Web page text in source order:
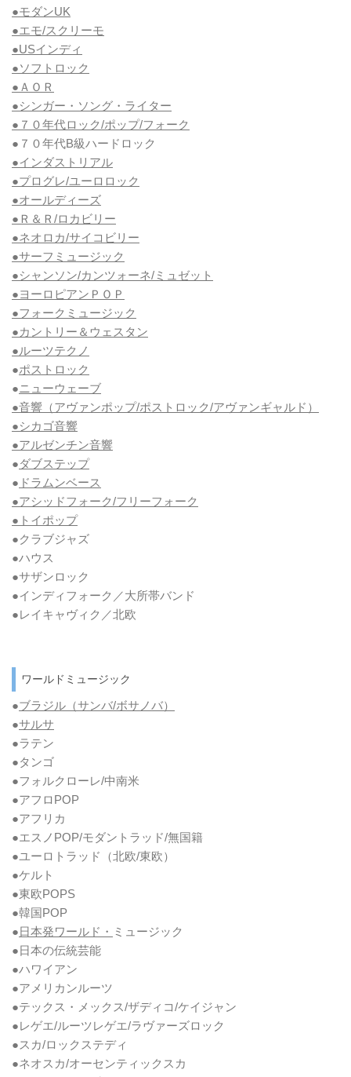
●モダンUK
●エモ/スクリーモ
●USインディ
●ソフトロック
●ＡＯＲ
●シンガー・ソング・ライター
●７０年代ロック/ポップ/フォーク
●７０年代B級ハードロック
●インダストリアル
●プログレ/ユーロロック
●オールディーズ
●Ｒ＆Ｒ/ロカビリー
●ネオロカ/サイコビリー
●サーフミュージック
●シャンソン/カンツォーネ/ミュゼット
●ヨーロピアンＰＯＰ
●フォークミュージック
●カントリー＆ウェスタン
●ルーツテクノ
●ポストロック
●ニューウェーブ
●音響（アヴァンポップ/ポストロック/アヴァンギャルド）
●シカゴ音響
●アルゼンチン音響
●ダブステップ
● ドラムンベース
●アシッドフォーク/フリーフォーク
●トイポップ
●クラブジャズ
●ハウス
●サザンロック
●インディフォーク／大所帯バンド
●レイキャヴィク／北欧
ワールドミュージック
●ブラジル（サンバ/ボサノバ）
●サルサ
●ラテン
●タンゴ
●フォルクローレ/中南米
●アフロPOP
●アフリカ
●エスノPOP/モダントラッド/無国籍
●ユーロトラッド（北欧/東欧）
●ケルト
●東欧POPS
●韓国POP
●日本発ワールド・ ミュージック
●日本の伝統芸能
●ハワイアン
●アメリカンルーツ
●テックス・メックス/ザディコ/ケイジャン
●レゲエ/ルーツレゲエ/ラヴァーズロック
●スカ/ロックステディ
●ネオスカ/オーセンティックスカ